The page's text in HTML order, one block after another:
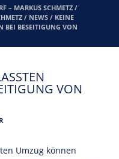
– MARKUS SCHMETZ /
/ NEWS / KEINE
BEI BESEITIGUNG VON
VON
Umzug können